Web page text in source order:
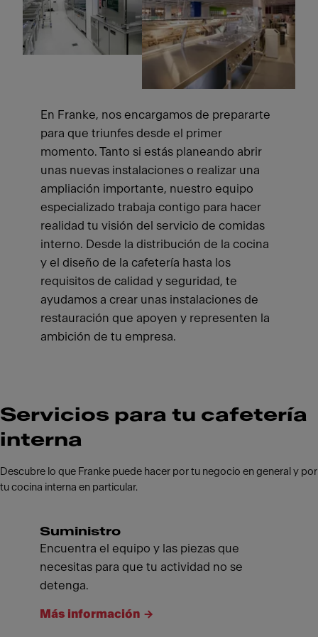
En Franke, nos encargamos de prepararte
para que triunfes desde el primer
momento. Tanto si estás planeando abrir
unas nuevas instalaciones o realizar una
ampliación importante, nuestro equipo
especializado trabaja contigo para hacer
realidad tu visión del servicio de comidas
interno. Desde la distribución de la cocina
y el diseño de la cafetería hasta los
requisitos de calidad y seguridad, te
ayudamos a crear unas instalaciones de
restauración que apoyen y representen la
ambición de tu empresa.
Servicios para tu cafetería
interna
Descubre lo que Franke puede hacer por tu negocio en general y por
tu cocina interna en particular.
Suministro
Encuentra el equipo y las piezas que
necesitas para que tu actividad no se
detenga.
Más información